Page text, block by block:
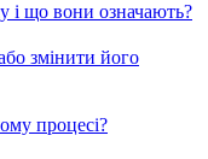
і що вони означають?
змінити його
процесі?